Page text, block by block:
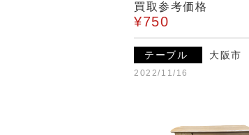
買取参考価格
¥750
テーブル 大阪市
2022/11/16